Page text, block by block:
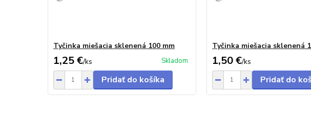
Tyčinka miešacia sklenená 100 mm
1,25 €/ks Skladom
Pridať do košíka
Tyčinka miešacia sklenená
1,50 €/ks
Pridať do